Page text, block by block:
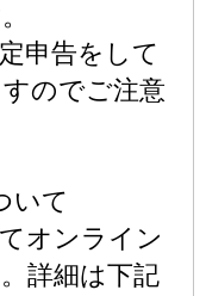
申告をして
のでご注意
いて
オンライン
詳細は下記